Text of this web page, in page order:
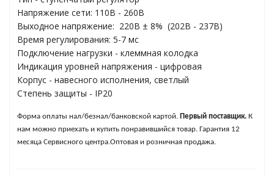
для
промышленности
Напряжение сети: 110В - 260В
Выходное напряжение: 220В ± 8% (202В - 237В)
Время регулирования: 5-7 мс
Подключение нагрузки - клеммная колодка
Индикация уровней напряжения - цифровая
Корпус - навесного исполнения, светлый
Cтепень защиты - IP20
Форма оплаты нал/безнал/банковской картой. Первый поставщик. К
нам можно приехать и купить понравившийся товар. Гарантия 12
месяца Сервисного центра.Оптовая и розничная продажа.